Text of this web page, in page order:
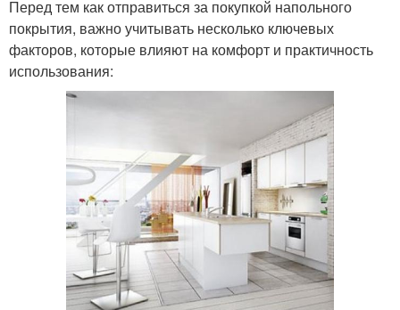
Перед тем как отправиться за покупкой напольного
покрытия, важно учитывать несколько ключевых
факторов, которые влияют на комфорт и практичность
использования: